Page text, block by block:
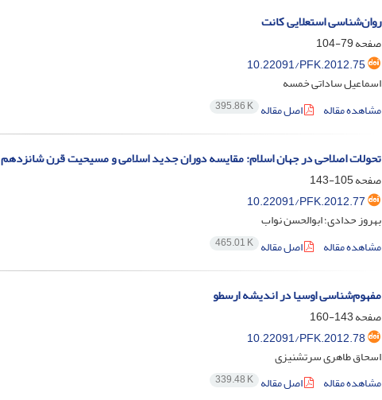
روان‌شناسی استعلایی کانت
صفحه79-104
10.22091/PFK.2012.75
اسماعیل ساداتی خمسه
مشاهده مقاله
اصل مقاله 395.86 K
تحولات اصلاحی در جهان اسلام: مقایسه دوران جدید اسلامی و مسیحیت قرن شانزدهم
صفحه105-143
10.22091/PFK.2012.77
بهروز حدادی؛ ابوالحسن نواب
مشاهده مقاله
اصل مقاله 465.01 K
مفهوم‌شناسی اوسیا در اندیشه ارسطو
صفحه143-160
10.22091/PFK.2012.78
اسحاق طاهری سرتشنیزی
مشاهده مقاله
اصل مقاله 339.48 K